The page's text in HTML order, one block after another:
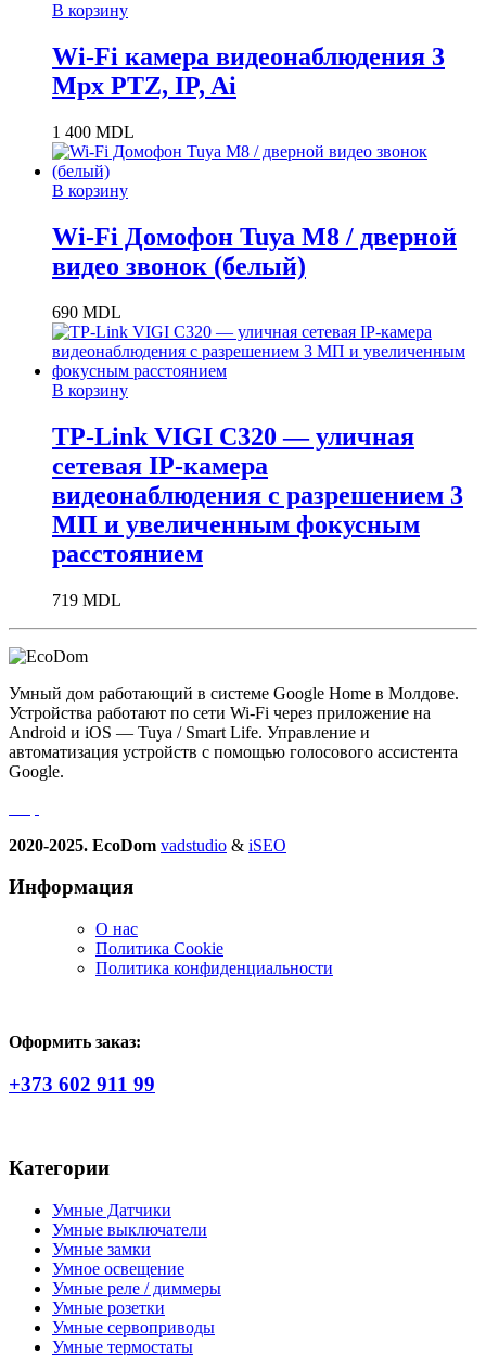
В корзину
Wi-Fi камера видеонаблюдения 3
Mpx PTZ, IP, Ai
1 400 MDL
В корзину
Wi-Fi Домофон Tuya M8 / дверной
видео звонок (белый)
690 MDL
В корзину
TP-Link VIGI C320 — уличная
сетевая IP-камера
видеонаблюдения с разрешением 3
МП и увеличенным фокусным
расстоянием
719 MDL
Умный дом работающий в системе Google Home в Молдове.
Устройства работают по сети Wi-Fi через приложение на
Android и iOS — Tuya / Smart Life. Управление и
автоматизация устройств с помощью голосового ассистента
Google.
2020-2025. EcoDom vadstudio & iSEO
Информация
О нас
Политика Сookie
Политика конфиденциальности
Оформить заказ:
+373 602 911 99
Категории
Умные Датчики
Умные выключатели
Умные замки
Умное освещение
Умные реле / диммеры
Умные розетки
Умные сервоприводы
Умные термостаты